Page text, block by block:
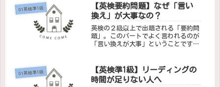
レやお風呂もままならず、最低限の家
事をなんとかこなすだけで一日が過
ぎ...
01英検準1級
【英検要約問題】なぜ「言い
換え」が大事なの？
英検の２級以上で出題される「要約問
題」。このパートでよく言われるのが
「言い換えが大事」ということです。
ます。要約とは「伝える力」例えば、
昨夜見たドラマの内容を友達に話すと
き...
01英検準1級
【英検準1級】リーディングの
時間が足りない人へ